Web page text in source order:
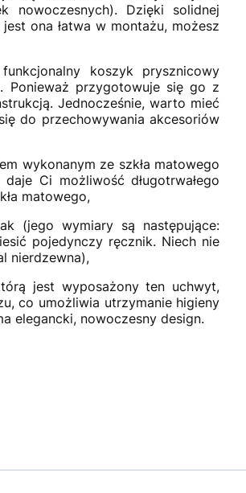
nowoczesnych). Dzięki solidnej
ona łatwa w montażu, możesz
koszyk prysznicowy
Ponieważ przygotowuje się go z
Jednocześnie, warto mieć
do przechowywania akcesoriów
wykonanym ze szkła matowego
Ci możliwość długotrwałego
matowego,
(jego wymiary są następujące:
pojedynczy ręcznik. Niech nie
nierdzewna),
jest wyposażony ten uchwyt,
co umożliwia utrzymanie higieny
elegancki, nowoczesny design.